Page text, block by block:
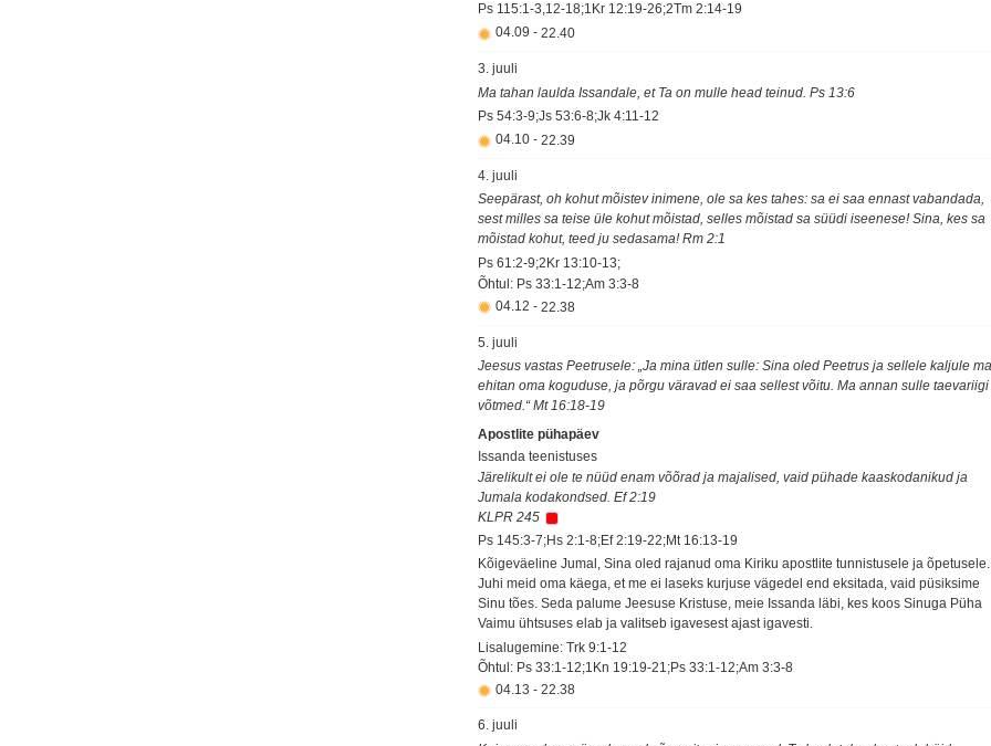
Ps 115:1-3,12-18;1Kr 12:19-26;2Tm 2:14-19
04.09 - 22.40
3. juuli
Ma tahan laulda Issandale, et Ta on mulle head teinud. Ps 13:6
Ps 54:3-9;Js 53:6-8;Jk 4:11-12
04.10 - 22.39
4. juuli
Seepärast, oh kohut mõistev inimene, ole sa kes tahes: sa ei saa ennast vabandada,
sest milles sa teise üle kohut mõistad, selles mõistad sa süüdi iseenese! Sina, kes sa
mõistad kohut, teed ju sedasama! Rm 2:1
Ps 61:2-9;2Kr 13:10-13;
Õhtul: Ps 33:1-12;Am 3:3-8
04.12 - 22.38
5. juuli
Jeesus vastas Peetrusele: „Ja mina ütlen sulle: Sina oled Peetrus ja sellele kaljule
ehitan oma koguduse, ja põrgu väravad ei saa sellest võitu. Ma annan sulle taevariigi
võtmed.“ Mt 16:18-19
Apostlite pühapäev
Issanda teenistuses
Järelikult ei ole te nüüd enam võõrad ja majalised, vaid pühade kaaskodanikud ja
Jumala kodakondsed. Ef 2:19
KLPR 245
Ps 145:3-7;Hs 2:1-8;Ef 2:19-22;Mt 16:13-19
Kõigeväeline Jumal, Sina oled rajanud oma Kiriku apostlite tunnistusele ja õpetusele.
Juhi meid oma käega, et me ei laseks kurjuse vägedel end eksitada, vaid püsiksime
Sinu tões. Seda palume Jeesuse Kristuse, meie Issanda läbi, kes koos Sinuga Püha
Vaimu ühtsuses elab ja valitseb igavesest ajast igavesti.
Lisalugemine: Trk 9:1-12
Õhtul: Ps 33:1-12;1Kn 19:19-21;Ps 33:1-12;Am 3:3-8
04.13 - 22.38
6. juuli